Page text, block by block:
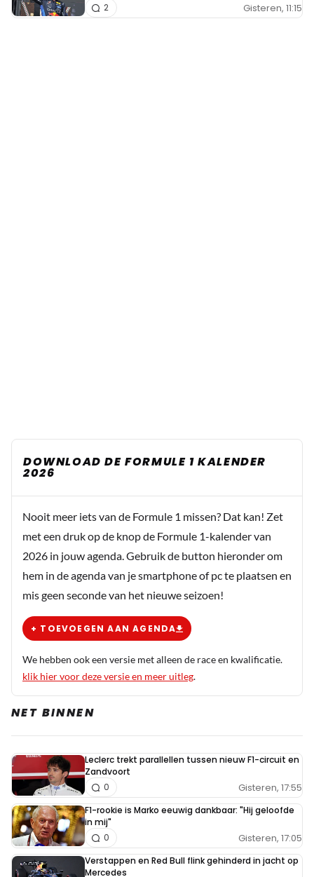
Gisteren, 11:15
2
DOWNLOAD DE FORMULE 1 KALENDER
2026
Nooit meer iets van de Formule 1 missen? Dat kan! Zet
met een druk op de knop de Formule 1-kalender van
2026 in jouw agenda. Gebruik de button hieronder om
hem in de agenda van je smartphone of pc te plaatsen en
mis geen seconde van het nieuwe seizoen!
+ TOEVOEGEN AAN AGENDA
We hebben ook een versie met alleen de race en kwalificatie.
klik hier voor deze versie en meer uitleg.
NET BINNEN
Leclerc trekt parallellen tussen nieuw F1-circuit en
Zandvoort
Gisteren, 17:55
0
F1-rookie is Marko eeuwig dankbaar: "Hij geloofde
in mij"
Gisteren, 17:05
0
Verstappen en Red Bull flink gehinderd in jacht op
Mercedes